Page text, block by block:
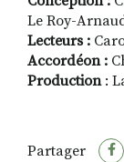
Le Roy-
Lecteurs :
Accordéon :
Production:
Partager